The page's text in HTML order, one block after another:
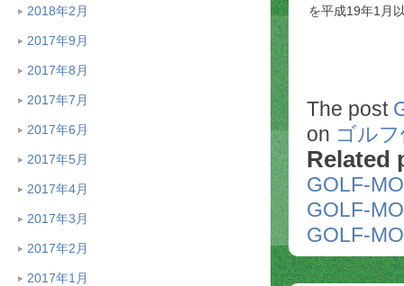
2018年2月
2017年9月
2017年8月
2017年7月
2017年6月
2017年5月
2017年4月
2017年3月
2017年2月
2017年1月
を平成19年1月
The post
on ゴル
Related
GOLF-
GOLF-
GOLF-